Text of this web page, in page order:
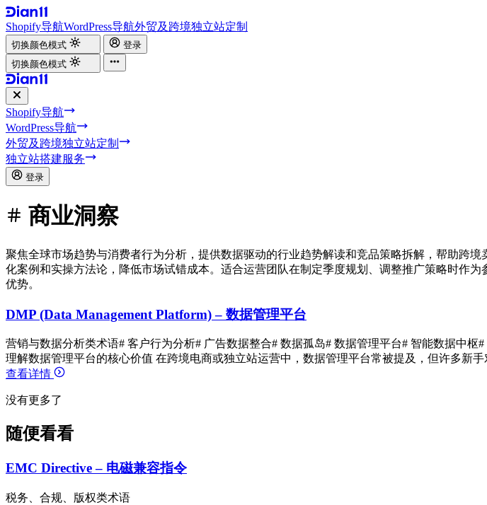
Shopify导航WordPress导航外贸及跨境独立站定制
切换颜色模式
登录
切换颜色模式
Shopify导航
WordPress导航
外贸及跨境独立站定制
独立站搭建服务
登录
商业洞察
聚焦全球市场趋势与消费者行为分析，提供数据驱动的行业趋势解读和竞品策略拆解，帮助跨
化案例和实操方法论，降低市场试错成本。适合运营团队在制定季度规划、调整推广策略时作
优势。
DMP (Data Management Platform) – 数据管理平台
营销与数据分析类术语# 客户行为分析# 广告数据整合# 数据孤岛# 数据管理平台# 智能数据中枢#
理解数据管理平台的核心价值 在跨境电商或独立站运营中，数据管理平台常被提及，但许多新
查看详情
没有更多了
随便看看
EMC Directive – 电磁兼容指令
税务、合规、版权类术语